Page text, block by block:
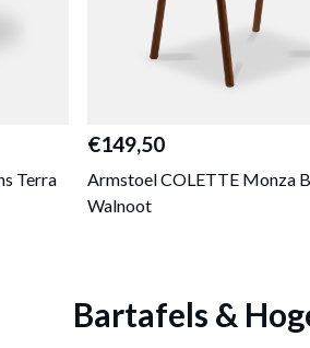
Terra
€149,50
Armstoel COLETTE Monza
Walnoot
Bartafels &